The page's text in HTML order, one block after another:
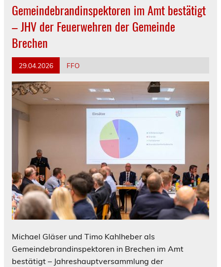
Gemeindebrandinspektoren im Amt bestätigt
– JHV der Feuerwehren der Gemeinde
Brechen
29.04.2026 FFO
Michael Gläser und Timo Kahlheber als
Gemeindebrandinspektoren in Brechen im Amt
bestätigt – Jahreshauptversammlung der